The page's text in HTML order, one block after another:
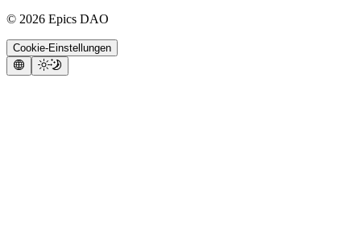
© 2026 Epics DAO
Cookie-Einstellungen